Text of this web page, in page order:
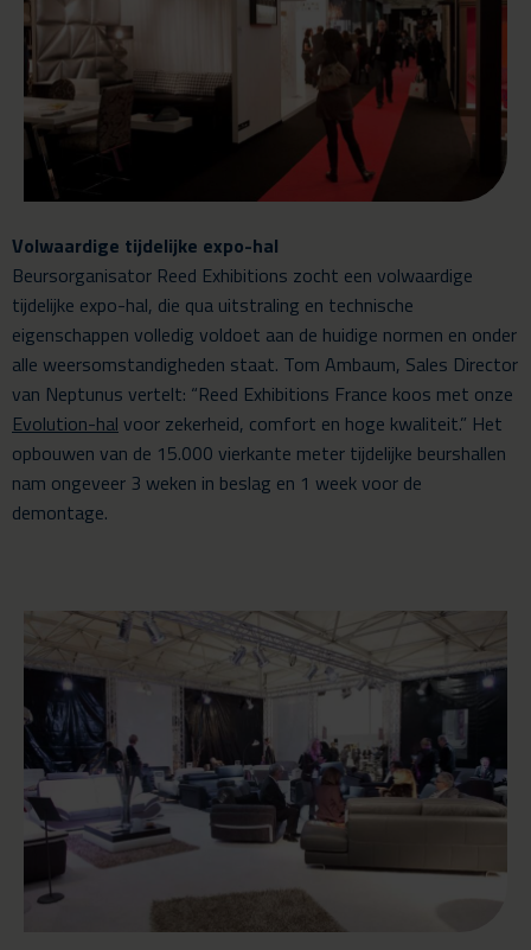
Volwaardige tijdelijke expo-hal
Beursorganisator Reed Exhibitions zocht een volwaardige
tijdelijke expo-hal, die qua uitstraling en technische
eigenschappen volledig voldoet aan de huidige normen en onder
alle weersomstandigheden staat. Tom Ambaum, Sales Director
van Neptunus vertelt: “Reed Exhibitions France koos met onze
Evolution-hal voor zekerheid, comfort en hoge kwaliteit.” Het
opbouwen van de 15.000 vierkante meter tijdelijke beurshallen
nam ongeveer 3 weken in beslag en 1 week voor de
demontage.